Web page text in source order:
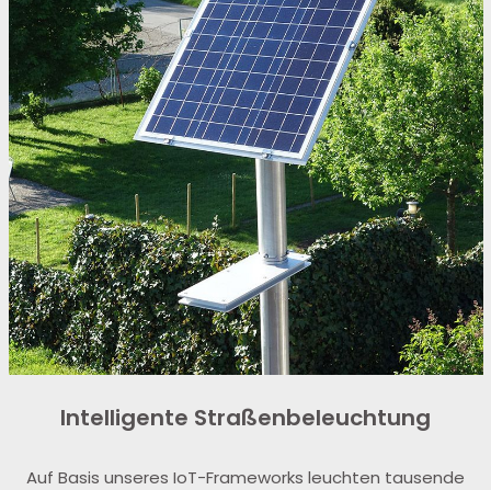
Intelligente Straßenbeleuchtung
Auf Basis unseres IoT-Frameworks leuchten tausende